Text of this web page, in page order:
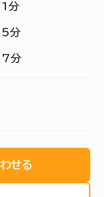
分
分
分
せる